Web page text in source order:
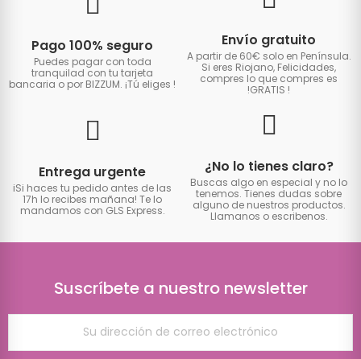
Pago 100% seguro
Puedes pagar con toda
tranquilad con tu tarjeta
bancaria o por BIZZUM. ¡Tú eliges !
Envío gratuito
A partir de 60€ solo en Península.
Si eres Riojano, Felicidades,
compres lo que compres es
!GRATIS !
Entrega urgente
iSi haces tu pedido antes de las
17h lo recibes mañana! Te lo
mandamos con GLS Express.
¿No lo tienes claro?
Buscas algo en especial y no lo
tenemos. Tienes dudas sobre
alguno de nuestros productos.
Llamanos o escribenos.
Suscríbete a nuestro newsletter